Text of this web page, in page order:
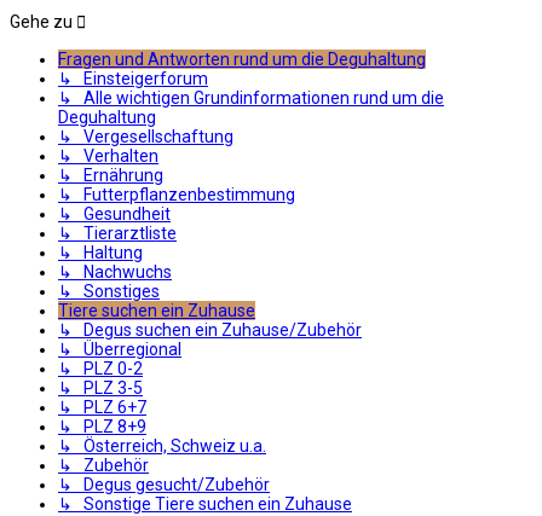
Gehe zu
Fragen und Antworten rund um die Deguhaltung
↳ Einsteigerforum
↳ Alle wichtigen Grundinformationen rund um die
Deguhaltung
↳ Vergesellschaftung
↳ Verhalten
↳ Ernährung
↳ Futterpflanzenbestimmung
↳ Gesundheit
↳ Tierarztliste
↳ Haltung
↳ Nachwuchs
↳ Sonstiges
Tiere suchen ein Zuhause
↳ Degus suchen ein Zuhause/Zubehör
↳ Überregional
↳ PLZ 0-2
↳ PLZ 3-5
↳ PLZ 6+7
↳ PLZ 8+9
↳ Österreich, Schweiz u.a.
↳ Zubehör
↳ Degus gesucht/Zubehör
↳ Sonstige Tiere suchen ein Zuhause